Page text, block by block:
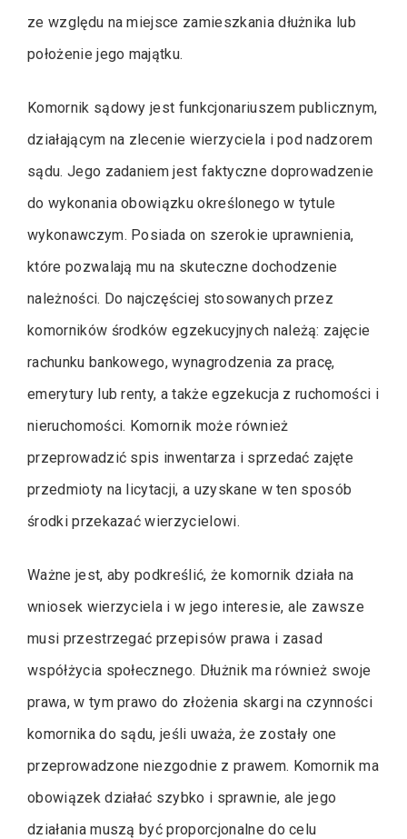
ze względu na miejsce zamieszkania dłużnika lub
położenie jego majątku.
Komornik sądowy jest funkcjonariuszem publicznym,
działającym na zlecenie wierzyciela i pod nadzorem
sądu. Jego zadaniem jest faktyczne doprowadzenie
do wykonania obowiązku określonego w tytule
wykonawczym. Posiada on szerokie uprawnienia,
które pozwalają mu na skuteczne dochodzenie
należności. Do najczęściej stosowanych przez
komorników środków egzekucyjnych należą: zajęcie
rachunku bankowego, wynagrodzenia za pracę,
emerytury lub renty, a także egzekucja z ruchomości i
nieruchomości. Komornik może również
przeprowadzić spis inwentarza i sprzedać zajęte
przedmioty na licytacji, a uzyskane w ten sposób
środki przekazać wierzycielowi.
Ważne jest, aby podkreślić, że komornik działa na
wniosek wierzyciela i w jego interesie, ale zawsze
musi przestrzegać przepisów prawa i zasad
współżycia społecznego. Dłużnik ma również swoje
prawa, w tym prawo do złożenia skargi na czynności
komornika do sądu, jeśli uważa, że zostały one
przeprowadzone niezgodnie z prawem. Komornik ma
obowiązek działać szybko i sprawnie, ale jego
działania muszą być proporcjonalne do celu